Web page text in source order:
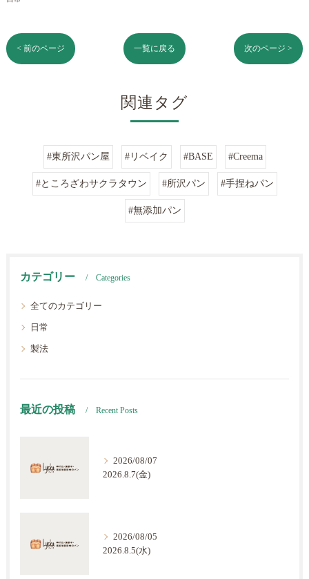
< 前のページ 一覧に戻る 次のページ >
関連タグ
#東所沢パン屋 #リベイク #BASE #Creema
#ところざわサクラタウン #所沢パン #手捏ねパン
#無添加パン
カテゴリー Categories
全てのカテゴリー
日常
製法
最近の投稿 Recent Posts
2026/08/07
2026.8.7(金)
2026/08/05
2026.8.5(水)